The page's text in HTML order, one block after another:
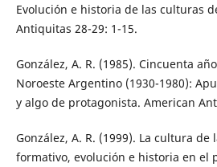
Evolución e historia de las culturas
Antiquitas 28-29: 1-15.
González, A. R. (1985). Cincuenta
Noroeste Argentino (1930-1980):
y algo de protagonista. American
González, A. R. (1999). La cultura
formativo, evolución e historia en el